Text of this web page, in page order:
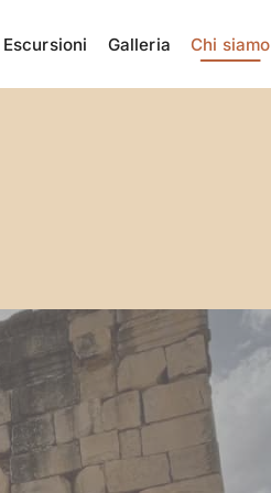
Escursioni Galleria Chi siamo